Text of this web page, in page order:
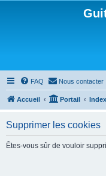
FAQ Nous contacter
Accueil Portail
Supprimer les cookies
Êtes-vous sûr de vouloir